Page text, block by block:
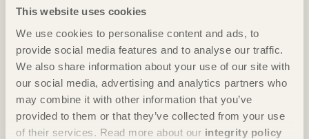
This website uses cookies
We use cookies to personalise content and ads, to
provide social media features and to analyse our traffic.
We also share information about your use of our site with
our social media, advertising and analytics partners who
may combine it with other information that you’ve
provided to them or that they’ve collected from your use
of their services. Read more about our integrity policy